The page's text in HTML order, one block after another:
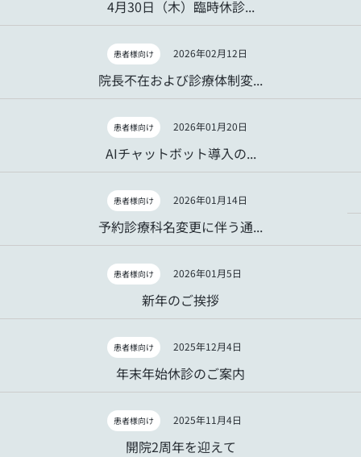
4月30日（木）臨時休診...
2026年02月12日
患者様向け
院長不在および診療体制変...
2026年01月20日
患者様向け
AIチャットボット導入の...
2026年01月14日
患者様向け
予約診療科名変更に伴う通...
2026年01月5日
患者様向け
新年のご挨拶
2025年12月4日
患者様向け
年末年始休診のご案内
2025年11月4日
患者様向け
開院2周年を迎えて